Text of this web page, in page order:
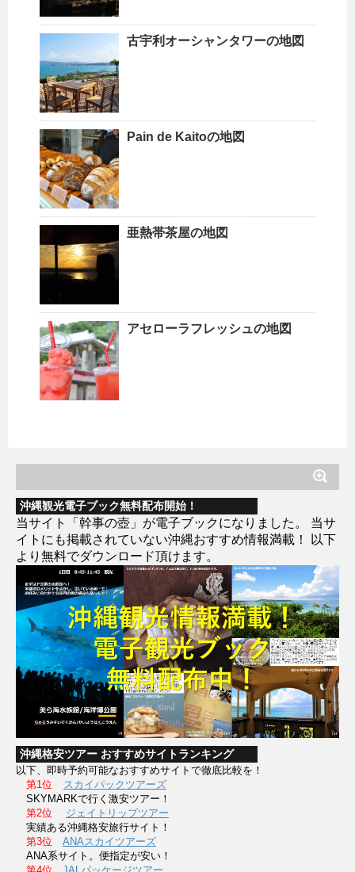
古宇利オーシャンタワーの地図
Pain de Kaitoの地図
亜熱帯茶屋の地図
アセローラフレッシュの地図
沖縄観光電子ブック無料配布開始！
当サイト「幹事の壺」が電子ブックになりました。 当サ
イトにも掲載されていない沖縄おすすめ情報満載！ 以下
より無料でダウンロード頂けます。
沖縄格安ツアー おすすめサイトランキング
以下、即時予約可能なおすすめサイトで徹底比較を！
第1位
スカイパックツアーズ
SKYMARKで行く激安ツアー！
第2位
ジェイトリップツアー
実績ある沖縄格安旅行サイト！
第3位
ANAスカイツアーズ
ANA系サイト。便指定が安い！